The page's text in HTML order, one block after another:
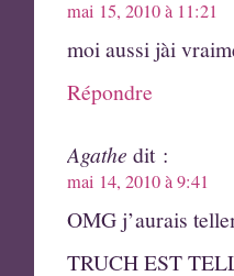
mai 15, 2010 à 11:21
moi aussi jài
Répondre
Agathe dit :
mai 14, 2010 à 9:41
OMG j’aurais
TRUCH EST